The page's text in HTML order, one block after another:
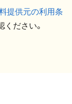
提供元の利用条
ください。